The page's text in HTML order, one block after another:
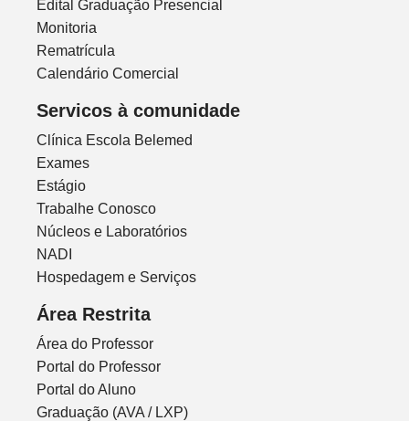
Edital Graduação Presencial
Monitoria
Rematrícula
Calendário Comercial
Servicos à comunidade
Clínica Escola Belemed
Exames
Estágio
Trabalhe Conosco
Núcleos e Laboratórios
NADI
Hospedagem e Serviços
Área Restrita
Área do Professor
Portal do Professor
Portal do Aluno
Graduação (AVA / LXP)